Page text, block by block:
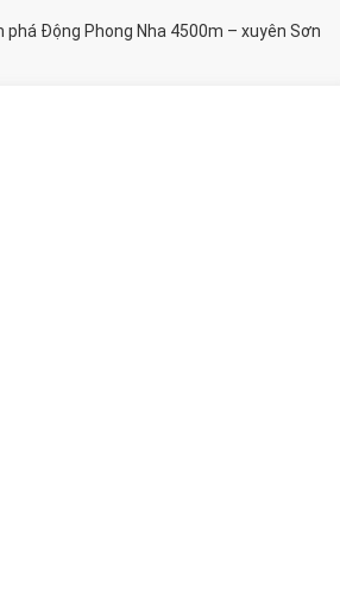
phá Động Phong Nha 4500m – xuyên Sơn